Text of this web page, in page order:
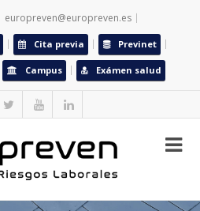
europreven@europreven.es
Cita previa Previnet
Campus Exámen salud